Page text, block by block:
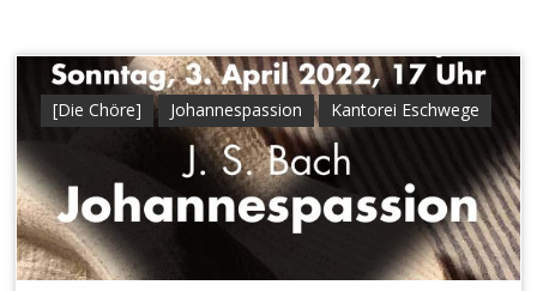
g
e
[Die Chöre] Johannespassion Kantorei Eschwege